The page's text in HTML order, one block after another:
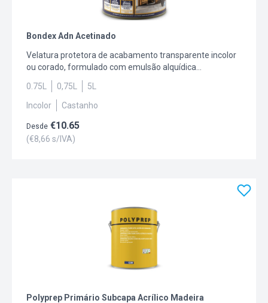
Bondex Adn Acetinado
Velatura protetora de acabamento transparente incolor
ou corado, formulado com emulsão alquídica
modificada, em fase aquosa. Contém pigmentos
orgânicos e inorgânicos. Indicado para o
embelezamento, proteção e conservação de todo o tipo
excelente resistência às intempéries e aos raios UV. Com
proteção garantida de 5 anos.
0.75L 0,75L
5L
Incolor
Castanho
Desde €10.65
(€8,66 s/IVA)
Polyprep Primário Subcapa Acrílico Madeira